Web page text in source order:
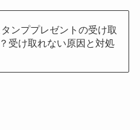
ンププレゼントの受け取
受け取れない原因と対処